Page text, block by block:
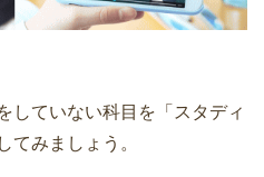
していない科目を「スタディ
てみましょう。